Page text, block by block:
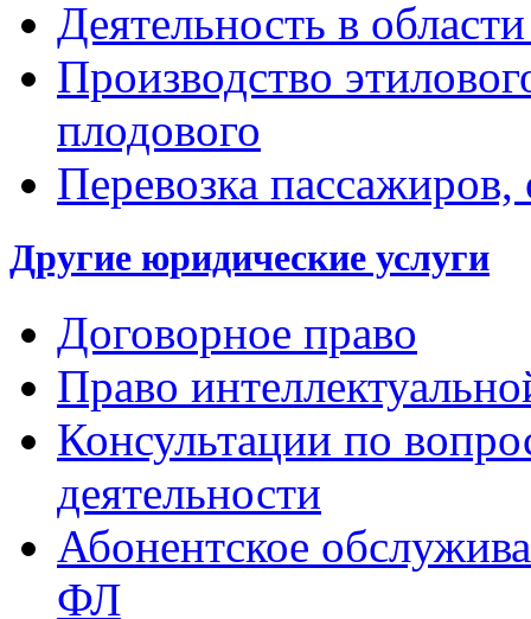
Деятельность в
Производство
плодового
Перевозка
Другие юридические услуги
Договорное право
Право
Консультации по
деятельности
Абонентское
ФЛ